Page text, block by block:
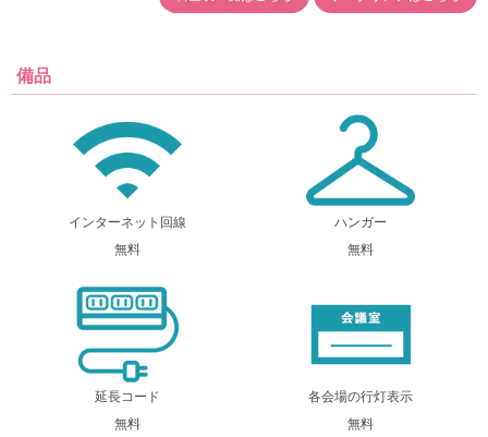
備品
インターネット回線
無料
ハンガー
無料
延長コード
無料
各会場の行灯表示
無料